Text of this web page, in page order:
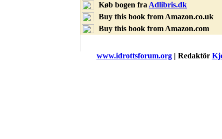
Køb bogen fra Adlibris.dk
Buy this book from Amazon.co.uk
Buy this book from Amazon.com
www.idrottsforum.org| Redaktör